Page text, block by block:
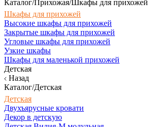
Каталог/Прихожая/Шкафы для прихожей
Шкафы для прихожей
Высокие шкафы для прихожей
Закрытые шкафы для прихожей
Угловые шкафы для прихожей
Узкие шкафы
Шкафы для маленькой прихожей
Детская
Назад
Каталог/Детская
Детская
Двухъярусные кровати
Декор в детскую